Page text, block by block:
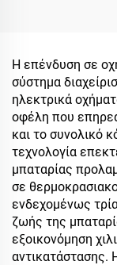
Η επένδυση σε
σύστημα
ηλεκτρικά
οφέλη που
και το συνολικό
τεχνολογία
μπαταρίας
σε
ενδεχομένως
ζωής της
εξοικονόμηση
αντικατάστασης.